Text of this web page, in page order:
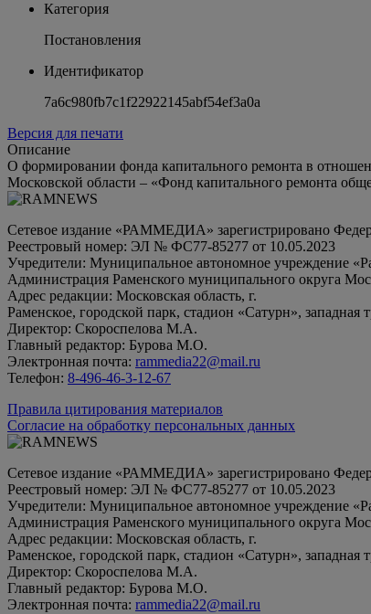
Категория
Постановления
Идентификатор
7a6c980fb7c1f22922145abf54ef3a0a
Версия для печати
Описание
О формировании фонда капитального ремонта в
Московской области – «Фонд капитального ремонта
Сетевое издание «РАММЕДИА» зарегистрировано
Реестровый номер: ЭЛ № ФС77-85277 от 10.05.2023
Учредители: Муниципальное автономное учреждение
Администрация Раменского муниципального округа
Адрес редакции: Московская область, г.
Раменское, городской парк, стадион «Сатурн», западная
Директор: Скороспелова М.А.
Главный редактор: Бурова М.О.
Электронная почта: rammedia22@mail.ru
Телефон: 8-496-46-3-12-67
Правила цитирования материалов
Согласие на обработку персональных данных
Сетевое издание «РАММЕДИА» зарегистрировано
Реестровый номер: ЭЛ № ФС77-85277 от 10.05.2023
Учредители: Муниципальное автономное учреждение
Администрация Раменского муниципального округа
Адрес редакции: Московская область, г.
Раменское, городской парк, стадион «Сатурн», западная
Директор: Скороспелова М.А.
Главный редактор: Бурова М.О.
Электронная почта: rammedia22@mail.ru